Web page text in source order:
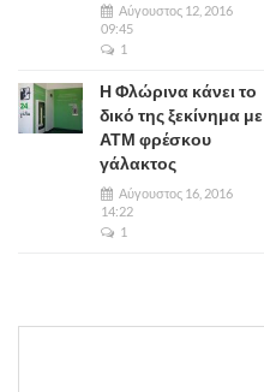
Αύγουστος 12, 2016
09:45
1
Η Φλώρινα κάνει το
δικό της ξεκίνημα με
ΑΤΜ φρέσκου
γάλακτος
Αύγουστος 16, 2016
14:22
1